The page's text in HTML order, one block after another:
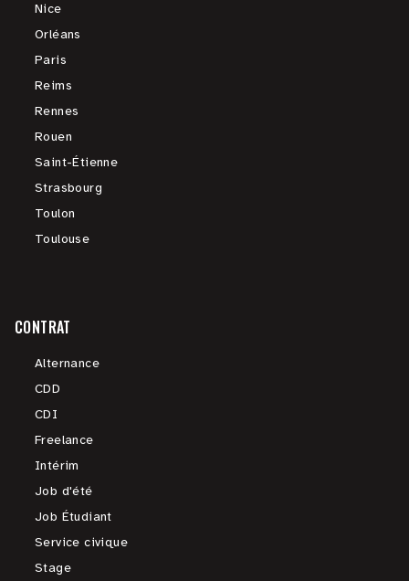
Nice
Orléans
Paris
Reims
Rennes
Rouen
Saint-Étienne
Strasbourg
Toulon
Toulouse
CONTRAT
Alternance
CDD
CDI
Freelance
Intérim
Job d'été
Job Étudiant
Service civique
Stage